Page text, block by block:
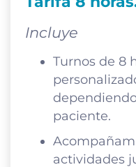
Incluye
Turnos de 8
paciente.
actividades